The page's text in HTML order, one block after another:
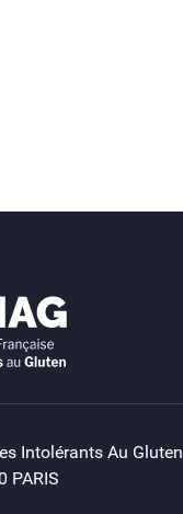
Intolérants Au Gluten
PARIS